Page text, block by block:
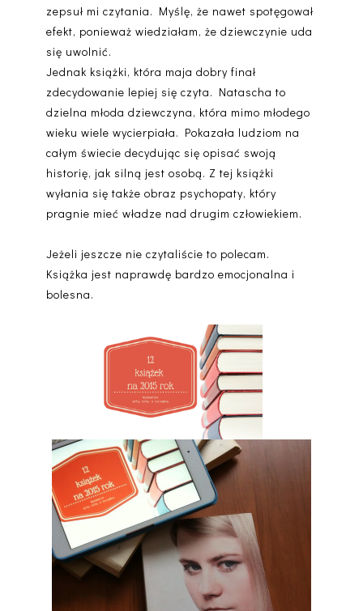
zepsuł mi czytania. Myślę, że nawet spotęgował
efekt, ponieważ wiedziałam, że dziewczynie uda
się uwolnić.
Jednak książki, która maja dobry finał
zdecydowanie lepiej się czyta. Natascha to
dzielna młoda dziewczyna, która mimo młodego
wieku wiele wycierpiała. Pokazała ludziom na
całym świecie decydując się opisać swoją
historię, jak silną jest osobą. Z tej książki
wyłania się także obraz psychopaty, który
pragnie mieć władze nad drugim człowiekiem.
Jeżeli jeszcze nie czytaliście to polecam.
Książka jest naprawdę bardzo emocjonalna i
bolesna.